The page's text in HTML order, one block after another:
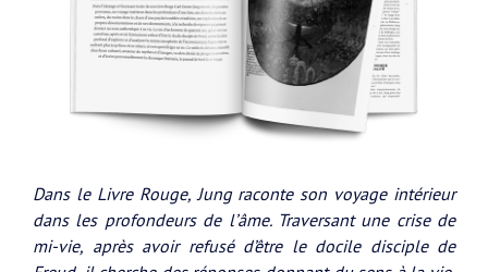
Dans le Livre Rouge, Jung raconte son voyage intérieur
dans les profondeurs de l’âme. Traversant une crise de
mi-vie, après avoir refusé d’être le docile disciple de